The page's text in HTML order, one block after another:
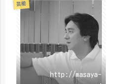
芸能
http://masaya-